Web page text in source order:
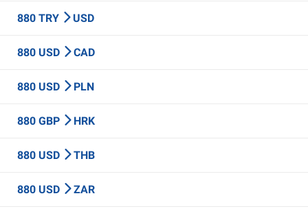
880 TRY USD
880 USD CAD
880 USD PLN
880 GBP HRK
880 USD THB
880 USD ZAR